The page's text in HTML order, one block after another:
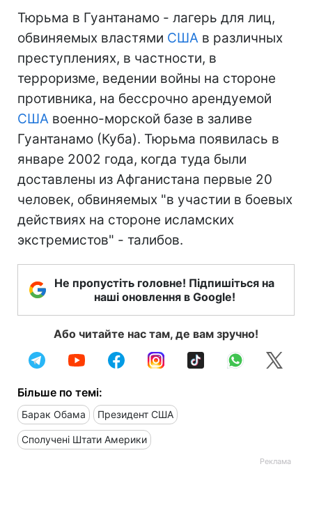
Тюрьма в Гуантанамо - лагерь для лиц,
обвиняемых властями США в различных
преступлениях, в частности, в
терроризме, ведении войны на стороне
противника, на бессрочно арендуемой
США военно-морской базе в заливе
Гуантанамо (Куба). Тюрьма появилась в
январе 2002 года, когда туда были
доставлены из Афганистана первые 20
человек, обвиняемых "в участии в боевых
действиях на стороне исламских
экстремистов" - талибов.
Не пропустіть головне! Підпишіться на
наші оновлення в Google!
Або читайте нас там, де вам зручно!
Більше по темі:
Барак Обама Президент США
Сполучені Штати Америки